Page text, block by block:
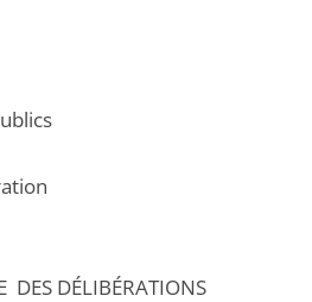
DES DÉLIBÉRATIONS